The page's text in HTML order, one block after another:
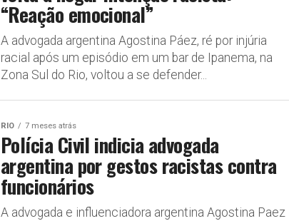
“Reação emocional”
A advogada argentina Agostina Páez, ré por injúria
racial após um episódio em um bar de Ipanema, na
Zona Sul do Rio, voltou a se defender...
RIO 7 meses atrás
Polícia Civil indicia advogada
argentina por gestos racistas contra
funcionários
A advogada e influenciadora argentina Agostina Paez